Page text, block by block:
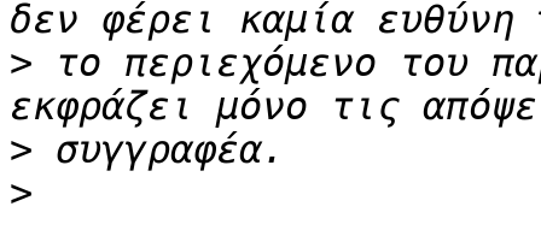
> το περιεχόμενο του
>
>